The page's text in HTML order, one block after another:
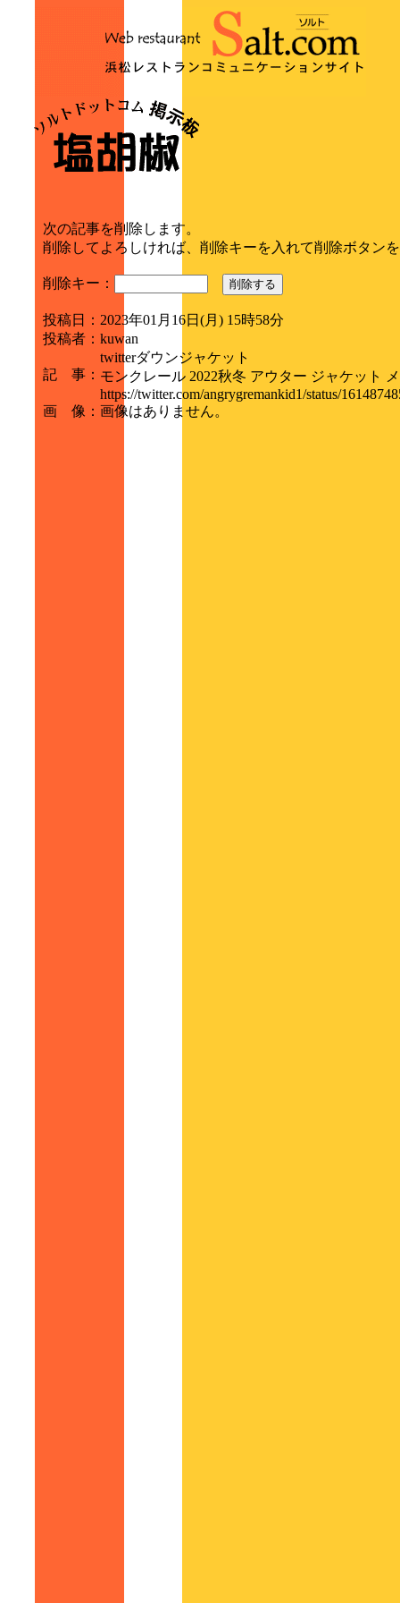
次の記事を削除します。
削除してよろしければ、削除キーを入れて削除ボタン
削除キー： 削除する
投稿日 ： 2023年01月16日(月) 15時58分
投稿者 ： kuwan
記 事 ：
twitterダウンジャケット
モンクレール 2022秋冬 アウター ジャケット
https://twitter.com/angrygremankid1/status/
画 像 ： 画像はありません。